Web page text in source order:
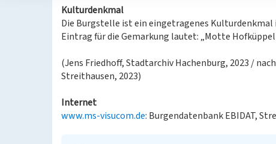
Kulturdenkmal
Die Burgstelle ist ein eingetragenes
Eintrag für die Gemarkung lautet: „Motte
(Jens Friedhoff, Stadtarchiv Hachenburg, 2023 /
Streithausen, 2023)
Internet
www.ms-visucom.de: Burgendatenbank EBIDAT,